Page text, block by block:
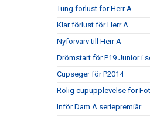
Tung förlust för Herr A
Klar förlust för Herr A
Nyförvärv till Herr A
Drömstart för P19 Junior i
Cupseger för P2014
Rolig cupupplevelse för
Inför Dam A seriepremiär